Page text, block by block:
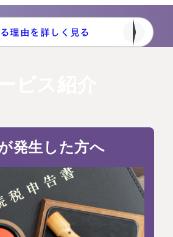
理由を詳しく見る
発生した方へ